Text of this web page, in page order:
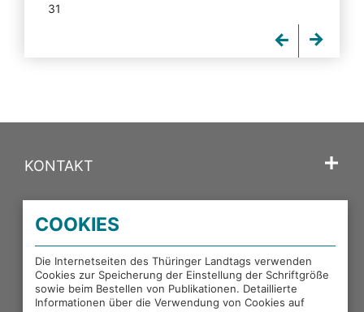
31
KONTAKT
PORTALE DES THÜRINGER LANDTAGS
EXTERNE LINKS
COOKIES
Die Internetseiten des Thüringer Landtags verwenden
Cookies zur Speicherung der Einstellung der Schriftgröße
sowie beim Bestellen von Publikationen. Detaillierte
Informationen über die Verwendung von Cookies auf